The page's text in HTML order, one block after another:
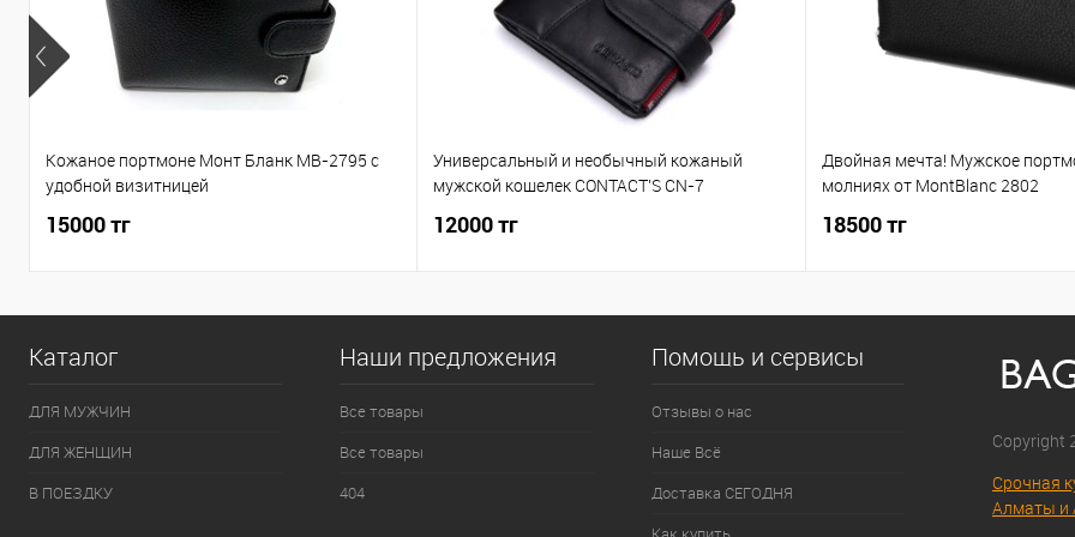
Кожаное портмоне Монт Бланк MB-2795 c
удобной визитницей
15000 тг
Универсальный и необычный кожаный
мужской кошелек CONTACT'S CN-7
12000 тг
Двойная мечта! Мужское
молниях от MontBlanc 2802
18500 тг
Каталог
ДЛЯ МУЖЧИН
ДЛЯ ЖЕНЩИН
В ПОЕЗДКУ
Наши предложения
Все товары
Все товары
404
Помощь и сервисы
Отзывы о нас
Наше Всё
Доставка СЕГОДНЯ
Copyright
Срочная
Алматы и